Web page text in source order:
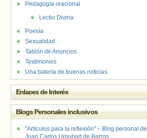
Pedagogía oracional
Lectio Divina
Poesía
Sexualidad
Tablón de Anuncios
Testimonios
Una batería de buenas noticias
Enlaces de Interés
Blogs Personales inclusivos
"Artículos para la reflexión" – Blog personal de
Juan Carlos Urquhart de Barros.